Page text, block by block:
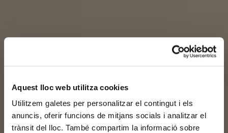
Aquest lloc web utilitza cookies
Utilitzem galetes per personalitzar el contingut i els
anuncis, oferir funcions de mitjans socials i analitzar el
trànsit del lloc. També compartim la informació sobre